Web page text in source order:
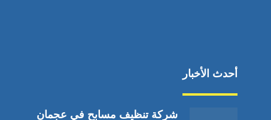
أحدث الأخبار
شركة تنظيف مسابح في عجمان